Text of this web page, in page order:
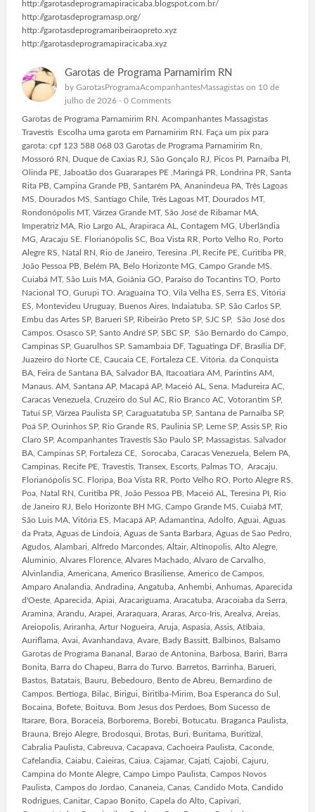
http://garotasdeprogramapiracicaba.blogspot.com.br/
http://garotasdeprogramasp.org/
http://garotasdeprogramaribeiraopreto.xyz
http://garotasdeprogramapiracicaba.xyz
Garotas de Programa Parnamirim RN
by GarotasProgramaAcompanhantesMassagistason 10 de
julho de 2026 - 0 Comments
Garotas de Programa Parnamirim RN. Acompanhantes Massagistas
Travestis Escolha uma garota em Parnamirim RN. Faça um pix para
garota: cpf 123 588 068 03 Garotas de Programa Parnamirim Rn,
Mossoró RN, Duque de Caxias RJ, São Gonçalo RJ, Picos PI, Parnaíba PI,
Olinda PE, Jaboatão dos Guararapes PE ,Maringá PR, Londrina PR, Santa
Rita PB, Campina Grande PB, Santarém PA, Ananindeua PA, Três Lagoas
MS, Dourados MS, Santiago Chile, Três Lagoas MT, Dourados MT,
Rondonópolis MT, Várzea Grande MT, São José de Ribamar MA,
Imperatriz MA, Rio Largo AL, Arapiraca AL, Contagem MG, Uberlândia
MG, Aracaju SE. Florianópolis SC, Boa Vista RR, Porto Velho Ro, Porto
Alegre RS, Natal RN, Rio de Janeiro, Teresina .PI, Recife PE, Curitiba PR,
João Pessoa PB, Belém PA, Belo Horizonte MG, Campo Grande MS.
Cuiabá MT, São Luís MA, Goiânia GO, Paraíso do Tocantins TO, Porto
Nacional TO, Gurupi TO. Araguaína TO, Vila Velha ES, Serra ES, Vitória
ES, Montevideu Uruguay, Buenos Aires, Indaiatuba. SP, São Carlos SP,
Embu das Artes SP, Barueri SP, Ribeirão Preto SP, SJC SP, São José dos
Campos. Osasco SP, Santo André SP, SBC SP, São Bernardo do Campo,
Campinas SP, Guarulhos SP. Samambaia DF, Taguatinga DF, Brasília DF,
Juazeiro do Norte CE, Caucaia CE, Fortaleza CE. Vitória. da Conquista
BA, Feira de Santana BA, Salvador BA, Itacoatiara AM, Parintins AM,
Manaus. AM, Santana AP, Macapá AP, Maceió AL, Sena. Madureira AC,
Caracas Venezuela, Cruzeiro do Sul AC, Rio Branco AC, Votorantim SP,
Tatuí SP, Várzea Paulista SP, Caraguatatuba SP, Santana de Parnaíba SP,
Poá SP, Ourinhos SP, Rio Grande RS, Paulinia SP, Leme SP, Assis SP, Rio
Claro SP, Acompanhantes Travestis São Paulo SP, Massagistas. Salvador
BA, Campinas SP, Fortaleza CE, Sorocaba, Caracas Venezuela, Belem PA,
Campinas. Recife PE, Travestis, Transex, Escorts, Palmas TO, Aracaju,
Florianópolis SC. Floripa, Boa Vista RR, Porto Velho RO, Porto Alegre RS,
Poa, Natal RN, Curitiba PR, João Pessoa PB, Maceió AL, Teresina PI, Rio
de Janeiro RJ, Belo Horizonte BH MG, Campo Grande MS, Cuiabá MT,
São Luis MA, Vitória ES, Macapá AP, Adamantina, Adolfo, Aguai, Aguas
da Prata, Aguas de Lindoia, Aguas de Santa Barbara, Aguas de Sao Pedro,
Agudos, Alambari, Alfredo Marcondes, Altair, Altinopolis, Alto Alegre,
Aluminio, Alvares Florence, Alvares Machado, Alvaro de Carvalho,
Alvinlandia, Americana, Americo Brasiliense, Americo de Campos,
Amparo Analandia, Andradina, Angatuba, Anhembi, Anhumas, Aparecida
d'Oeste, Aparecida, Apiai, Aracariguama, Aracatuba, Aracoiaba da Serra,
Aramina, Arandu, Arapei, Araraquara, Araras, Arco-Iris, Arealva, Areias,
Areiopolis, Ariranha, Artur Nogueira, Aruja, Aspasia, Assis, Atibaia,
Auriflama, Avai, Avanhandava, Avare, Bady Bassitt, Balbinos, Balsamo
Garotas de Programa Bananal, Barao de Antonina, Barbosa, Bariri, Barra
Bonita, Barra do Chapeu, Barra do Turvo. Barretos, Barrinha, Barueri,
Bastos, Batatais, Bauru, Bebedouro, Bento de Abreu, Bernardino de
Campos. Bertioga, Bilac, Birigui, Biritiba-Mirim, Boa Esperanca do Sul,
Bocaina, Bofete, Boituva. Bom Jesus dos Perdoes, Bom Sucesso de
Itarare, Bora, Boraceia, Borborema, Borebi, Botucatu. Braganca Paulista,
Brauna, Brejo Alegre, Brodosqui, Brotas, Buri, Buritama, Buritizal,
Cabralia Paulista, Cabreuva, Cacapava, Cachoeira Paulista, Caconde,
Cafelandia, Caiabu, Caieiras, Caiua, Cajamar, Cajati, Cajobi, Cajuru,
Campina do Monte Alegre, Campo Limpo Paulista, Campos Novos
Paulista, Campos do Jordao, Cananeia, Canas, Candido Mota, Candido
Rodrigues, Canitar, Capao Bonito, Capela do Alto, Capivari,